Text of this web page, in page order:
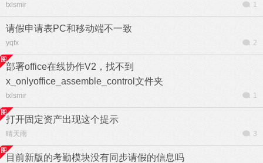
txlsmir 1
请假申请表PC和移动端不一致
yqfx 2
部署office在线协作V2，找不到
x_onlyoffice_assemble_control文件夹
txlsmir 1
打开固定资产出现这个提示
晴天雨 3
目前新版的考勤模块没有同步请假的信息吗